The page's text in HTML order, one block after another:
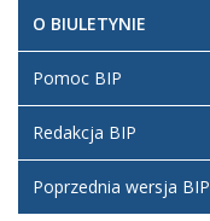
O BIULETYNIE
Pomoc BIP
Redakcja BIP
Poprzednia wersja BIP